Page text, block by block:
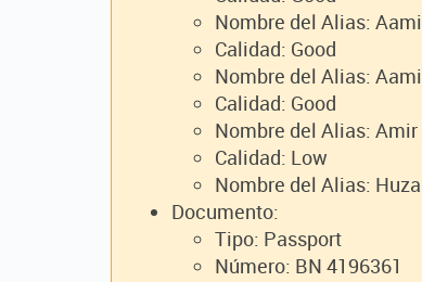
Nombre del Alias:
Calidad: Good
Nombre del Alias:
Calidad: Good
Nombre del Alias:
Calidad: Low
Nombre del Alias:
Documento:
Tipo: Passport
Número: BN 4196361